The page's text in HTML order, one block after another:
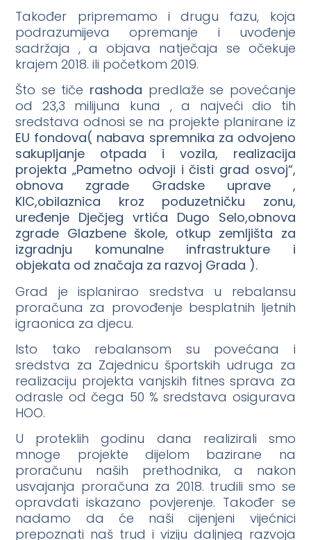
Također pripremamo i drugu fazu, koja
podrazumijeva opremanje i uvođenje
sadržaja , a objava natječaja se očekuje
krajem 2018. ili početkom 2019.
Što se tiče rashoda predlaže se povećanje
od 23,3 milijuna kuna , a najveći dio tih
sredstava odnosi se na projekte planirane iz
EU fondova( nabava spremnika za odvojeno
sakupljanje otpada i vozila, realizacija
projekta „Pametno odvoji i čisti grad osvoj“,
obnova zgrade Gradske uprave ,
KIC,obilaznica kroz poduzetničku zonu,
uređenje Dječjeg vrtića Dugo Selo,obnova
zgrade Glazbene škole, otkup zemljišta za
izgradnju komunalne infrastrukture i
objekata od značaja za razvoj Grada ).
Grad je isplanirao sredstva u rebalansu
proračuna za provođenje besplatnih ljetnih
igraonica za djecu.
Isto tako rebalansom su povećana i
sredstva za Zajednicu športskih udruga za
realizaciju projekta vanjskih fitnes sprava za
odrasle od čega 50 % sredstava osigurava
HOO.
U proteklih godinu dana realizirali smo
mnoge projekte dijelom bazirane na
proračunu naših prethodnika, a nakon
usvajanja proračuna za 2018. trudili smo se
opravdati iskazano povjerenje. Također se
nadamo da će naši cijenjeni vijećnici
prepoznati naš trud i viziju daljnjeg razvoja